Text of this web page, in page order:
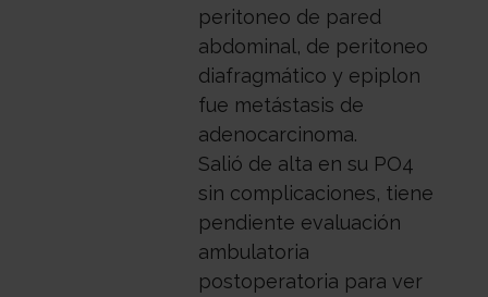
peritoneo de pared
abdominal, de peritoneo
diafragmático y epiplon
fue metástasis de
adenocarcinoma.
Salió de alta en su PO4
sin complicaciones, tiene
pendiente evaluación
ambulatoria
postoperatoria para ver